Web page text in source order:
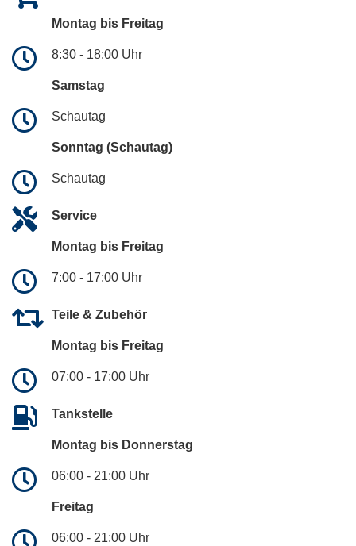
Montag bis Freitag
8:30 - 18:00 Uhr
Samstag
Schautag
Sonntag (Schautag)
Schautag
Service
Montag bis Freitag
7:00 - 17:00 Uhr
Teile & Zubehör
Montag bis Freitag
07:00 - 17:00 Uhr
Tankstelle
Montag bis Donnerstag
06:00 - 21:00 Uhr
Freitag
06:00 - 21:00 Uhr